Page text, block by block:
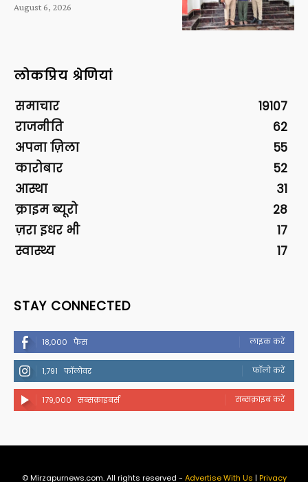
August 6, 2026
लोकप्रिय श्रेणियां
समाचार
19107
राजनीति
62
अपना ज़िला
55
कारोबार
52
आस्था
31
क्राइम ब्यूरो
28
ज़रा इधर भी
17
स्वास्थ्य
17
STAY CONNECTED
18,000 फैंस लाइक करें
1,791 फॉलोवर फॉलो करें
179,000 सब्सक्राइबर्स सब्सक्राइब करें
© Mirzapurnews.com. All rights reserved - Advertise With Us | Privacy